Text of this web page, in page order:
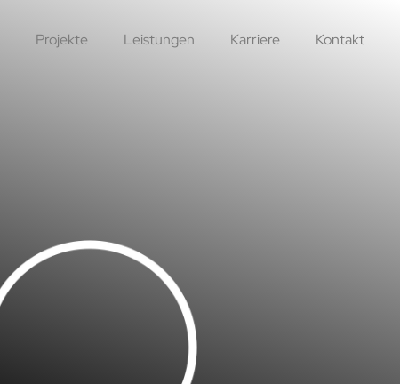
Projekte Leistungen Karriere Kontakt